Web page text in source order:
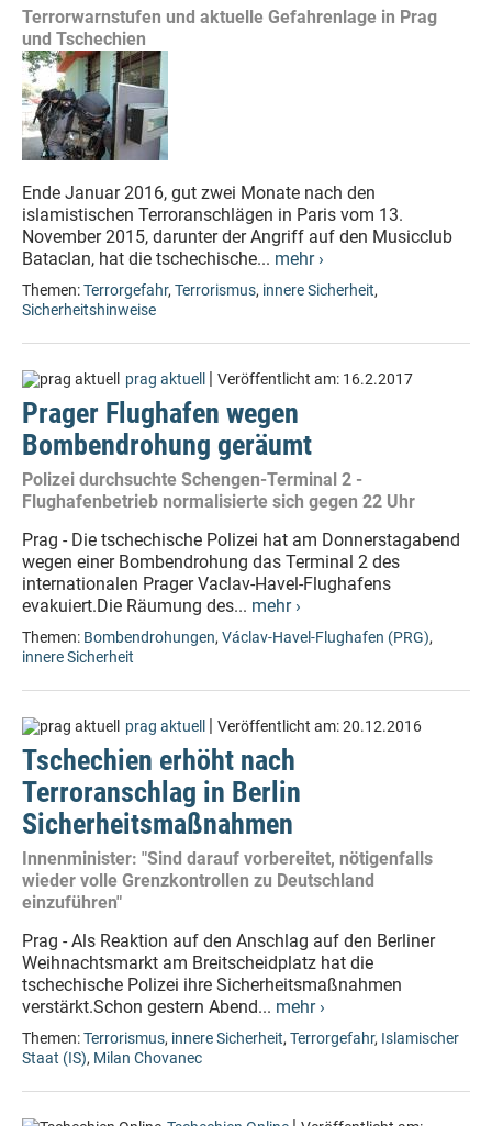
Terrorwarnstufen und aktuelle Gefahrenlage in Prag
und Tschechien
Ende Januar 2016, gut zwei Monate nach den
islamistischen Terroranschlägen in Paris vom 13.
November 2015, darunter der Angriff auf den Musicclub
Bataclan, hat die tschechische... mehr ›
Themen:Terrorgefahr, Terrorismus, innere Sicherheit,
Sicherheitshinweise
prag aktuell | Veröffentlicht am: 16.2.2017
Prager Flughafen wegen
Bombendrohung geräumt
Polizei durchsuchte Schengen-Terminal 2 -
Flughafenbetrieb normalisierte sich gegen 22 Uhr
Prag - Die tschechische Polizei hat am Donnerstagabend
wegen einer Bombendrohung das Terminal 2 des
internationalen Prager Vaclav-Havel-Flughafens
evakuiert.Die Räumung des... mehr ›
Themen: Bombendrohungen, Václav-Havel-Flughafen (PRG),
innere Sicherheit
prag aktuell | Veröffentlicht am:20.12.2016
Tschechien erhöht nach
Terroranschlag in Berlin
Sicherheitsmaßnahmen
Innenminister: "Sind darauf vorbereitet, nötigenfalls
wieder volle Grenzkontrollen zu Deutschland
einzuführen"
Prag - Als Reaktion auf den Anschlag auf den Berliner
Weihnachtsmarkt am Breitscheidplatz hat die
tschechische Polizei ihre Sicherheitsmaßnahmen
verstärkt.Schon gestern Abend... mehr ›
Themen:Terrorismus, innere Sicherheit, Terrorgefahr, Islamischer
Staat (IS), Milan Chovanec